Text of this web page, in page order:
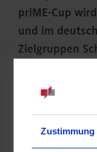
Zustimmung
priME-Cup
und im
Zielgruppen
Studierende